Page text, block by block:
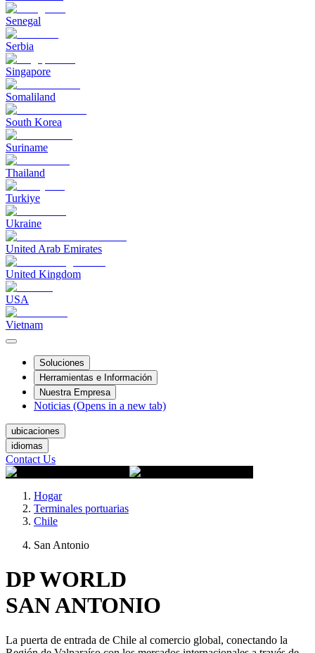
Senegal
Serbia
Singapore
Somaliland
South Korea
Suriname
Thailand
Turkiye
Ukraine
United Arab Emirates
United Kingdom
USA
Vietnam
Soluciones
Herramientas e Información
Nuestra Empresa
Noticias (Opens in a new tab)
ubicaciones
idiomas
Contact Us
Hogar
Terminales portuarias
Chile
San Antonio
DP WORLD
SAN ANTONIO
La puerta de entrada de Chile al comercio global, conectando la